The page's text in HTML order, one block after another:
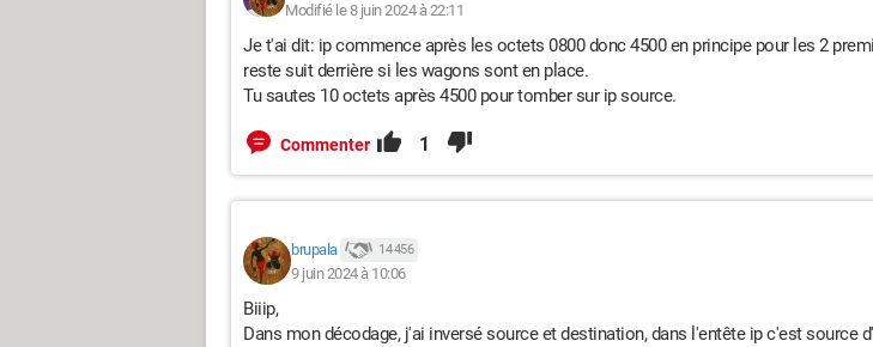
Modifié le 8 juin 2024 à 22:11
Je t'ai dit: ip commence après les octets 0800 donc 4500 en principe pour les 2
reste suit derrière si les wagons sont en place.
Tu sautes 10 octets après 4500 pour tomber sur ip source.
Commenter 1
brupala 14 456
9 juin 2024 à 10:06
Biiip,
Dans mon décodage, j'ai inversé source et destination, dans l'entête ip c'est source